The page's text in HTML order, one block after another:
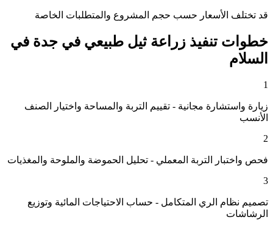
قد تختلف الأسعار حسب حجم المشروع والمتطلبات الخاصة
خطوات تنفيذ زراعة ثيل طبيعي في جدة في
السلام
1
زيارة واستشارة مجانية - تقييم التربة والمساحة واختيار الصنف
الأنسب
2
فحص واختبار التربة المعملي - تحليل الحموضة والملوحة والمغذيات
3
تصميم نظام الري المتكامل - حساب الاحتياجات المائية وتوزيع
الرشاشات